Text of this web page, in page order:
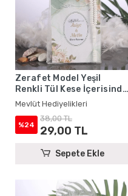
Zerafet Model Yeşil
Renkli Tül Kese İçerisinde
Yasin Kitabı ve Tesbih -
Mevlüt Hediyelikleri
Mevlüt Hediyelikleri
%24
38,00 TL
29,00 TL
Sepete Ekle